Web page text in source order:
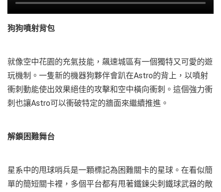
狗狗噴射背包
就像空中花園的充氣技能，飆速城區有一個獨特又可愛的遊
玩機制。一隻新的機器狗夥伴會趴在Astro的背上，以噴射
衝刺動能使出效果絕佳的攻擊和空中橫向衝刺。這個強力衝
刺也讓Astro可以衝破特定的牆面來繼續推進。
解鎖困難舞台
星系中的甩球哨兵是一顆標記為困難關卡的星球。在看似簡
單的簡短關卡裡，多個平台都有甩著鐵鍊尖刺鐵球武器的敵